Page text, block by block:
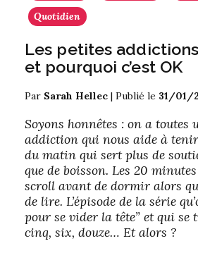
Quotidien
Les petites
et pourquoi c’est OK
Par Sarah Hellec | Publié le 31/01/
Soyons honnêtes : on a toutes
addiction qui nous aide à tenir
du matin qui sert plus de
que de boisson. Les 20
scroll avant de dormir alors
de lire. L’épisode de la série
pour se vider la tête” et qui se
cinq, six, douze… Et alors ?